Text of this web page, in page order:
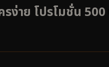
ง่าย โปรโมชั่น